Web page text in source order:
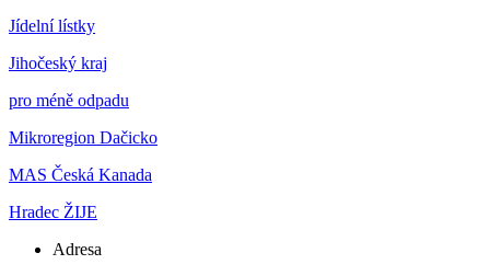
Jídelní lístky
Jihočeský kraj
pro méně odpadu
Mikroregion Dačicko
MAS Česká Kanada
Hradec ŽIJE
Adresa